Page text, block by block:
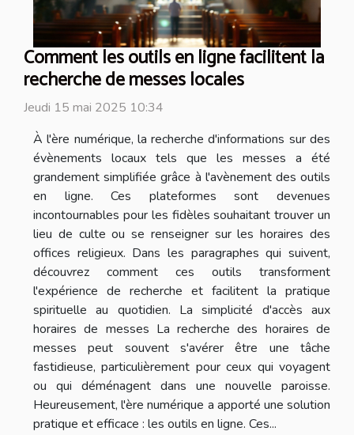
Comment les outils en ligne facilitent la
recherche de messes locales
Jeudi 15 mai 2025 10:34
À l'ère numérique, la recherche d'informations sur des
évènements locaux tels que les messes a été
grandement simplifiée grâce à l'avènement des outils
en ligne. Ces plateformes sont devenues
incontournables pour les fidèles souhaitant trouver un
lieu de culte ou se renseigner sur les horaires des
offices religieux. Dans les paragraphes qui suivent,
découvrez comment ces outils transforment
l'expérience de recherche et facilitent la pratique
spirituelle au quotidien. La simplicité d'accès aux
horaires de messes La recherche des horaires de
messes peut souvent s'avérer être une tâche
fastidieuse, particulièrement pour ceux qui voyagent
ou qui déménagent dans une nouvelle paroisse.
Heureusement, l'ère numérique a apporté une solution
pratique et efficace : les outils en ligne. Ces...